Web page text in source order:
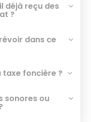
déjà reçu des
?
dans ce
taxe foncière ?
sonores ou